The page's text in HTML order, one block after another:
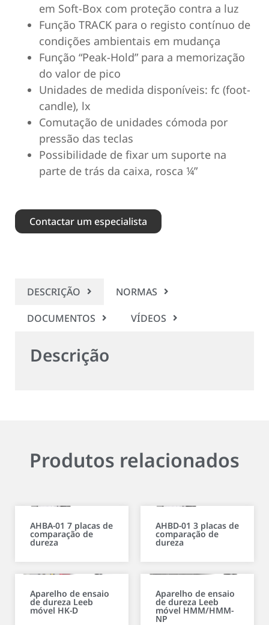
em Soft-Box com proteção contra a luz
Função TRACK para o registo contínuo de
condições ambientais em mudança
Função “Peak-Hold” para a memorização
do valor de pico
Unidades de medida disponíveis: fc (foot-
candle), lx
Comutação de unidades cómoda por
pressão das teclas
Possibilidade de fixar um suporte na
parte de trás da caixa, rosca ¼”
Contactar um especialista
DESCRIÇÃO
NORMAS
DOCUMENTOS
VÍDEOS
Descrição
Produtos relacionados
AHBA-01 7 placas de
comparação de
dureza
AHBD-01 3 placas de
comparação de
dureza
Aparelho de ensaio
de dureza Leeb
móvel HK-D
Aparelho de ensaio
de dureza Leeb
móvel HMM/HMM-
NP